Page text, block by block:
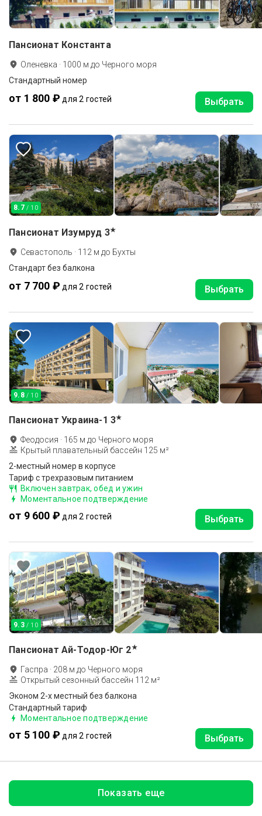
Пансионат Константа
Оленевка · 1000 м до Черного моря
Стандартный номер
от 1 800 ₽ для 2 гостей Выбрать
8.7 / 10
Пансионат Изумруд 3★
Севастополь · 112 м до Бухты
Стандарт без балкона
от 7 700 ₽ для 2 гостей Выбрать
9.8 / 10
Пансионат Украина-1 3★
Феодосия · 165 м до Черного моря
Крытый плавательный бассейн 125 м²
2-местный номер в корпусе
Тариф с трехразовым питанием
Включен завтрак, обед и ужин
Моментальное подтверждение
от 9 600 ₽ для 2 гостей Выбрать
9.3 / 10
Пансионат Ай-Тодор-Юг 2★
Гаспра · 208 м до Черного моря
Открытый сезонный бассейн 112 м²
Эконом 2-х местный без балкона
Стандартный тариф
Моментальное подтверждение
от 5 100 ₽ для 2 гостей Выбрать
Показать еще